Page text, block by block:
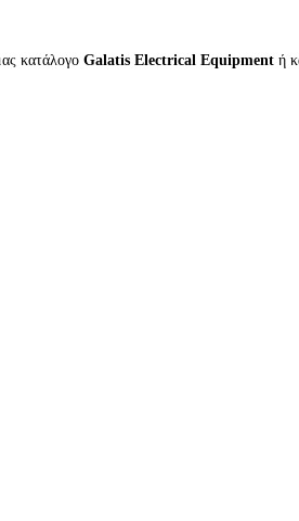
κατάλογο Galatis Electrical Equipment ή